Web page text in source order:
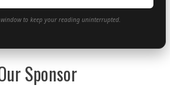
to keep your reading uninterrupted.
Sponsor